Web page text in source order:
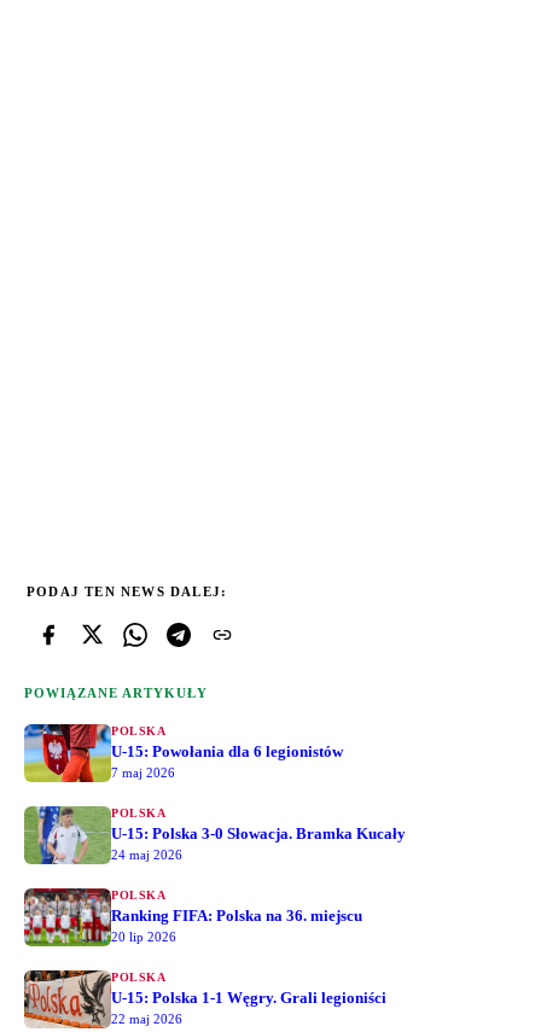
PODAJ TEN NEWS DALEJ:
POWIĄZANE ARTYKUŁY
POLSKA
U-15: Powołania dla 6 legionistów
7 maj 2026
POLSKA
U-15: Polska 3-0 Słowacja. Bramka Kucały
24 maj 2026
POLSKA
Ranking FIFA: Polska na 36. miejscu
20 lip 2026
POLSKA
U-15: Polska 1-1 Węgry. Grali legioniści
22 maj 2026